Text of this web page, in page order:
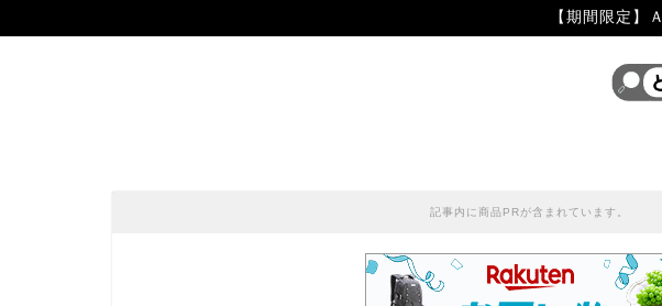
【期間限定】
記事内に商品PRが含まれています。